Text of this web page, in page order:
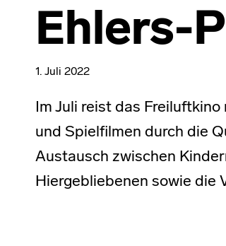
Ehlers-
1. Juli 2022
Im Juli reist das
und Spielfilmen durch die
Austausch zwischen
Hiergebliebenen sowie die